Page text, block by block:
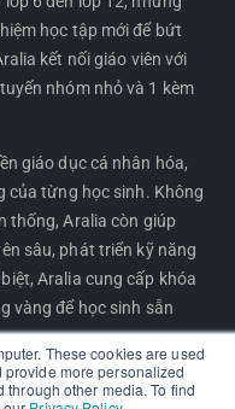
These cookies are used
more personalized
other media. To find
học tập mới để bứt
kết nối giáo viên với
nhóm nhỏ và 1 kèm
giáo dục cá nhân hóa,
của từng học sinh. Không
thống, Aralia còn giúp
sâu, phát triển kỹ năng
Aralia cung cấp khóa
vàng để học sinh sẵn